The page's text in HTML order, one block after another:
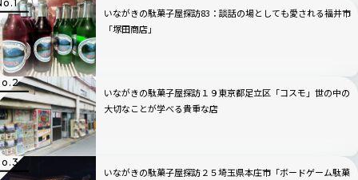
いながきの駄菓子屋探訪83：談話の場としても愛される福井市
「塚田商店」
いながきの駄菓子屋探訪１９東京都足立区「コスモ」世の中の
大切なことが学べる貴重な店
いながきの駄菓子屋探訪２５埼玉県本庄市「ボードゲーム駄菓